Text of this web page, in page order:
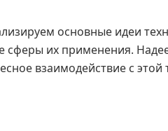
основные идеи
сферы их применения.
взаимодействие с этой